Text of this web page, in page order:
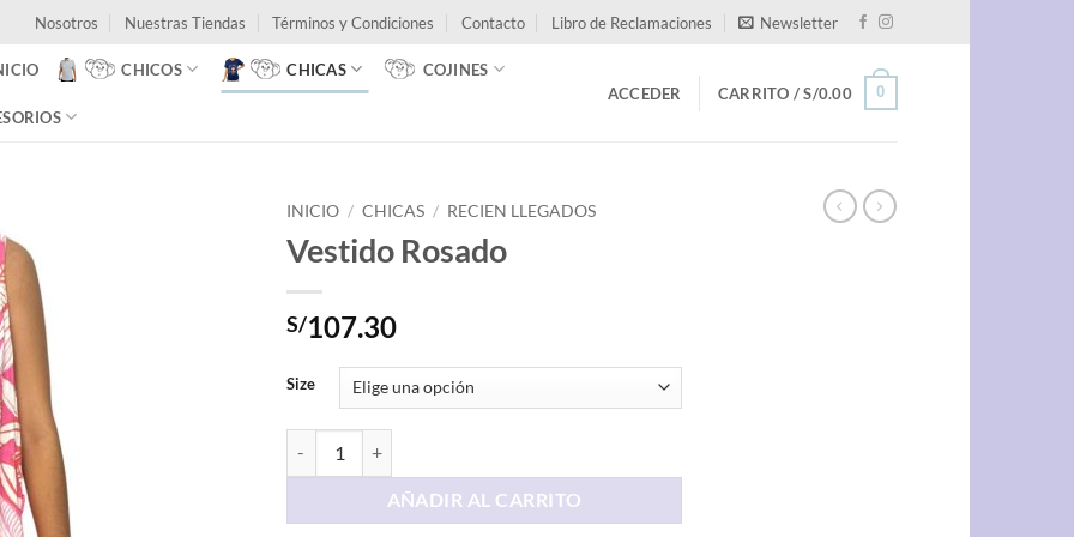
Nosotros Nuestras Tiendas Términos y Condiciones Contacto Libro de Reclamaciones Newsletter
CHICOS CHICAS COJINES
ACCEDER CARRITO /S/0.00 0
INICIO / CHICAS / RECIEN LLEGADOS
Vestido Rosado
S/107.30
Size
AÑADIR AL CARRITO